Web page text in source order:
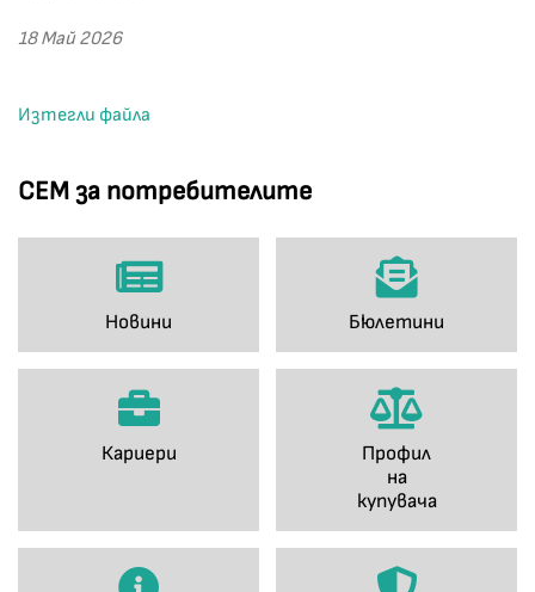
СЕМ за потребителите
Новини Бюлетини
Кариери
Профил
на
купувача
18 Май 2026
Изтегли файла